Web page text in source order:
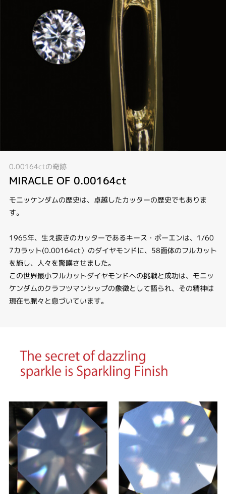
0.00164ctの奇跡
MIRACLE OF 0.00164ct
モニッケンダムの歴史は、卓越したカッターの歴史でもありま
す。
1965年、生え抜きのカッターであるキース・ボーエンは、1/60
7カラット(0.00164ct）のダイヤモンドに、58面体のフルカット
を施し、人々を驚嘆させました。
この世界最小フルカットダイヤモンドへの挑戦と成功は、モニッ
ケンダムのクラフツマンシップの象徴として語られ、その精神は
現在も脈々と息づいています。